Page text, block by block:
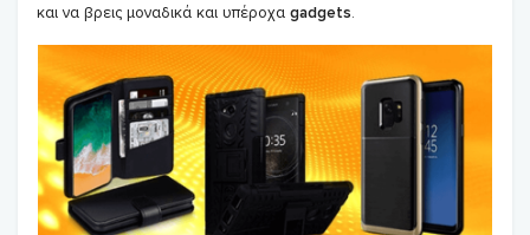
και να βρεις μοναδικά και υπέροχα gadgets.